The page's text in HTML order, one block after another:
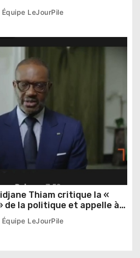
Équipe LeJourPile
Thiam critique la «
de la politique et appelle à
Équipe LeJourPile